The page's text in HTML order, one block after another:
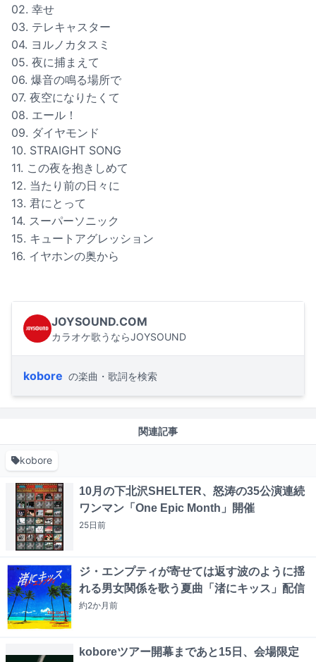
02. 幸せ
03. テレキャスター
04. ヨルノカタスミ
05. 夜に捕まえて
06. 爆音の鳴る場所で
07. 夜空になりたくて
08. エール！
09. ダイヤモンド
10. STRAIGHT SONG
11. この夜を抱きしめて
12. 当たり前の日々に
13. 君にとって
14. スーパーソニック
15. キュートアグレッション
16. イヤホンの奥から
JOYSOUND.COM
カラオケ歌うならJOYSOUND
kobore の楽曲・歌詞を検索
関連記事
kobore
10月の下北沢SHELTER、怒涛の35公演連続
ワンマン「One Epic Month」開催
25日前
ジ・エンプティが寄せては返す波のように揺
れる男女関係を歌う夏曲「渚にキッス」配信
約2か月前
koboreツアー開幕まであと15日、会場限定